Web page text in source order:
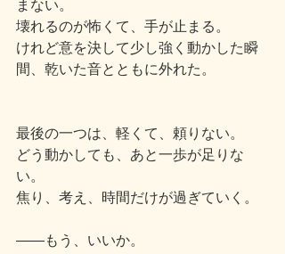
まない。
壊れるのが怖くて、手が止まる。
けれど意を決して少し強く動かした瞬
間、乾いた音とともに外れた。
最後の一つは、軽くて、頼りない。
どう動かしても、あと一歩が足りな
い。
焦り、考え、時間だけが過ぎていく。
――もう、いいか。